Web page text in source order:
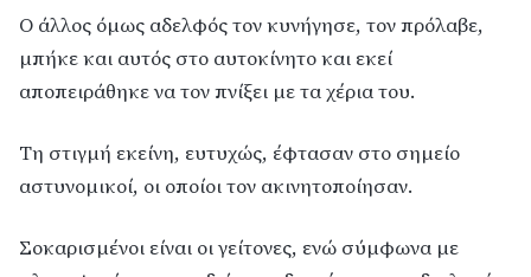
Ο άλλος όμως αδελφός τον κυνήγησε, τον πρόλαβε,
μπήκε και αυτός στο αυτοκίνητο και εκεί
αποπειράθηκε να τον πνίξει με τα χέρια του.
Τη στιγμή εκείνη, ευτυχώς, έφτασαν στο σημείο
αστυνομικοί, οι οποίοι τον ακινητοποίησαν.
Σοκαρισμένοι είναι οι γείτονες, ενώ σύμφωνα με